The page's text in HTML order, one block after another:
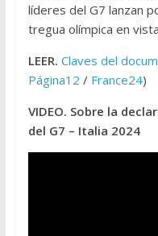
líderes del G7 lanzan
tregua olímpica en
LEER. Claves del
Página12 / France24)
VIDEO. Sobre la
del G7 – Italia 2024